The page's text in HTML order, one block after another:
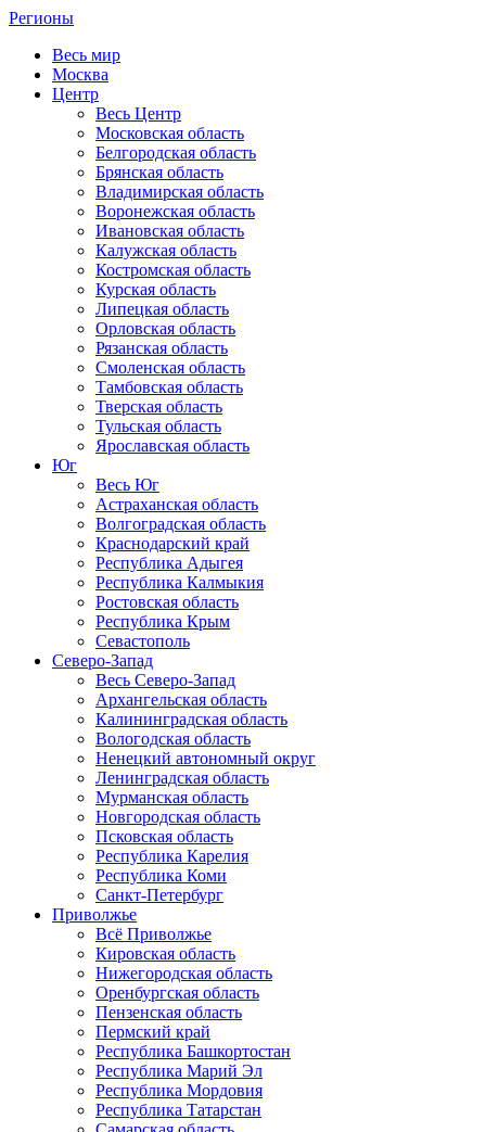
Регионы
Весь мир
Москва
Центр
Весь Центр
Московская область
Белгородская область
Брянская область
Владимирская область
Воронежская область
Ивановская область
Калужская область
Костромская область
Курская область
Липецкая область
Орловская область
Рязанская область
Смоленская область
Тамбовская область
Тверская область
Тульская область
Ярославская область
Юг
Весь Юг
Астраханская область
Волгоградская область
Краснодарский край
Республика Адыгея
Республика Калмыкия
Ростовская область
Республика Крым
Севастополь
Северо-Запад
Весь Северо-Запад
Архангельская область
Калининградская область
Вологодская область
Ненецкий автономный округ
Ленинградская область
Мурманская область
Новгородская область
Псковская область
Республика Карелия
Республика Коми
Санкт-Петербург
Приволжье
Всё Приволжье
Кировская область
Нижегородская область
Оренбургская область
Пензенская область
Пермский край
Республика Башкортостан
Республика Марий Эл
Республика Мордовия
Республика Татарстан